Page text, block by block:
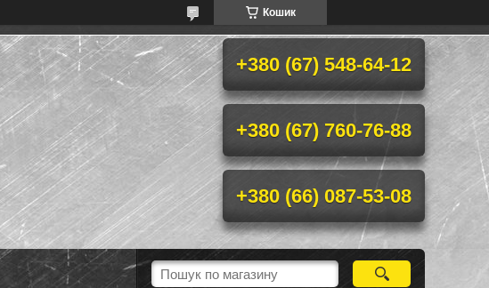
Кошик
+380 (67) 548-64-12
+380 (67) 760-76-88
+380 (66) 087-53-08